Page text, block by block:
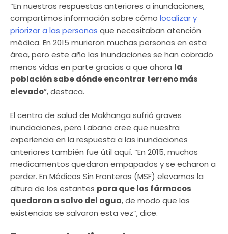
“En nuestras respuestas anteriores a inundaciones,
compartimos información sobre cómo localizar y
priorizar a las personas que necesitaban atención
médica. En 2015 murieron muchas personas en esta
área, pero este año las inundaciones se han cobrado
menos vidas en parte gracias a que ahora la
población sabe dónde encontrar terreno más
elevado”, destaca.
El centro de salud de Makhanga sufrió graves
inundaciones, pero Labana cree que nuestra
experiencia en la respuesta a las inundaciones
anteriores también fue útil aquí. “En 2015, muchos
medicamentos quedaron empapados y se echaron a
perder. En Médicos Sin Fronteras (MSF) elevamos la
altura de los estantes para que los fármacos
quedaran a salvo del agua, de modo que las
existencias se salvaron esta vez”, dice.